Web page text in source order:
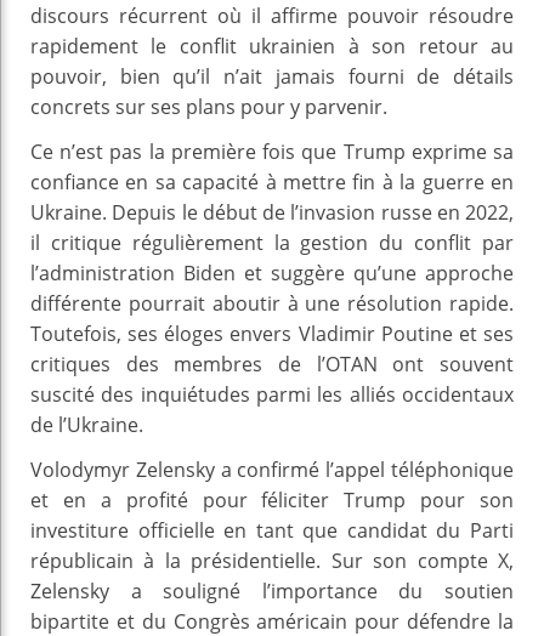
discours récurrent où il affirme pouvoir résoudre
rapidement le conflit ukrainien à son retour au
pouvoir, bien qu’il n’ait jamais fourni de détails
concrets sur ses plans pour y parvenir.
Ce n’est pas la première fois que Trump exprime sa
confiance en sa capacité à mettre fin à la guerre en
Ukraine. Depuis le début de l’invasion russe en 2022,
il critique régulièrement la gestion du conflit par
l’administration Biden et suggère qu’une approche
différente pourrait aboutir à une résolution rapide.
Toutefois, ses éloges envers Vladimir Poutine et ses
critiques des membres de l’OTAN ont souvent
suscité des inquiétudes parmi les alliés occidentaux
de l’Ukraine.
Volodymyr Zelensky a confirmé l’appel téléphonique
et en a profité pour féliciter Trump pour son
investiture officielle en tant que candidat du Parti
républicain à la présidentielle. Sur son compte X,
Zelensky a souligné l’importance du soutien
bipartite et du Congrès américain pour défendre la